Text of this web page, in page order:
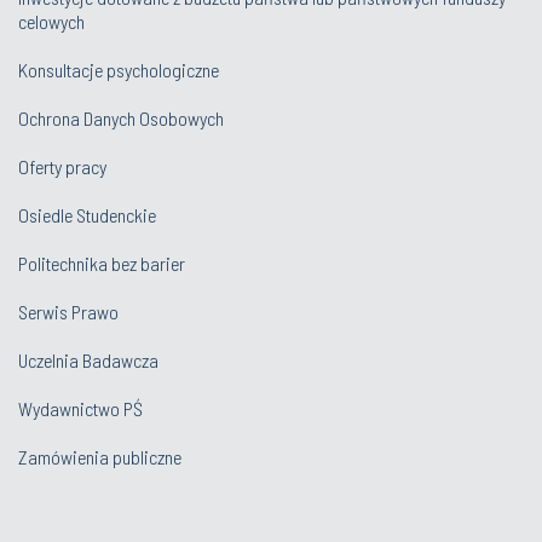
celowych
Konsultacje psychologiczne
Ochrona Danych Osobowych
Oferty pracy
Osiedle Studenckie
Politechnika bez barier
Serwis Prawo
Uczelnia Badawcza
Wydawnictwo PŚ
Zamówienia publiczne